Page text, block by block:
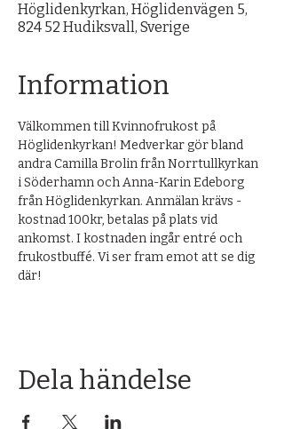
Höglidenkyrkan, Höglidenvägen 5,
824 52 Hudiksvall, Sverige
Information
Välkommen till Kvinnofrukost på
Höglidenkyrkan! Medverkar gör bland
andra Camilla Brolin från Norrtullkyrkan
i Söderhamn och Anna-Karin Edeborg
från Höglidenkyrkan. Anmälan krävs -
kostnad 100kr, betalas på plats vid
ankomst. I kostnaden ingår entré och
frukostbuffé. Vi ser fram emot att se dig
där!
Dela händelse